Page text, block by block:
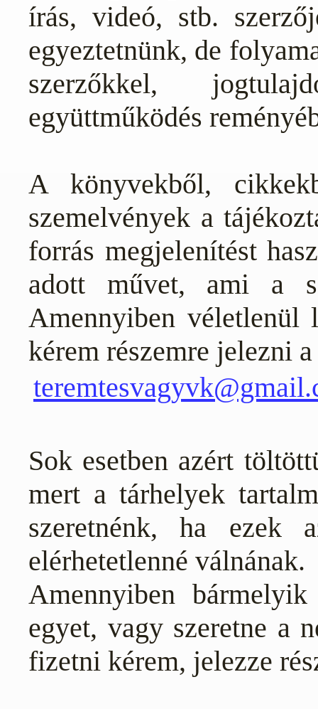
írás, videó, stb.
egyeztetnünk, de
szerzőkkel,
együttműködés
A könyvekből,
szemelvények a
forrás megjelenítést
adott művet, ami a
Amennyiben véletlenül
kérem részemre jelezni a
Sok esetben azért
mert a tárhelyek
szeretnénk, ha ezek
elérhetetlenné válnának.
Amennyiben
egyet, vagy szeretne a
fizetni kérem, jelezze